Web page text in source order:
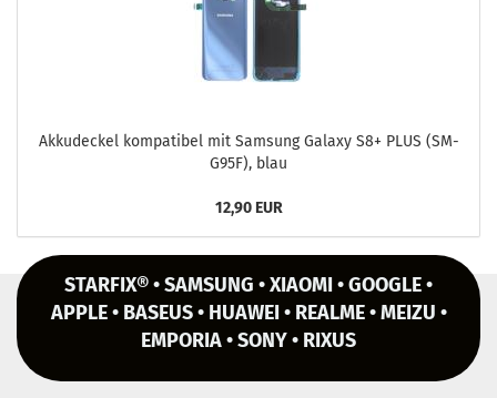
Ak­ku­de­ckel kom­pa­ti­bel mit Sam­sung Ga­la­xy S8+ PLUS (SM-​
G95F), blau
12,90 EUR
STARFIX® • SAMSUNG • XIAOMI • GOOGLE •
APPLE • BASEUS • HUAWEI • REALME • MEIZU •
EMPORIA • SONY • RIXUS